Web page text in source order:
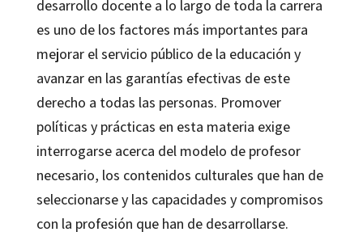
desarrollo docente a lo largo de toda la carrera
es uno de los factores más importantes para
mejorar el servicio público de la educación y
avanzar en las garantías efectivas de este
derecho a todas las personas. Promover
políticas y prácticas en esta materia exige
interrogarse acerca del modelo de profesor
necesario, los contenidos culturales que han de
seleccionarse y las capacidades y compromisos
con la profesión que han de desarrollarse.